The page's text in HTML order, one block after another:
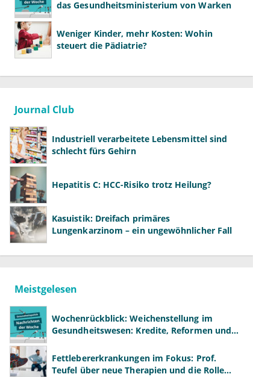
das Gesundheitsministerium von Warken
Weniger Kinder, mehr Kosten: Wohin
steuert die Pädiatrie?
Journal Club
Industriell verarbeitete Lebensmittel sind
schlecht fürs Gehirn
Hepatitis C: HCC-Risiko trotz Heilung?
Kasuistik: Dreifach primäres
Lungenkarzinom – ein ungewöhnlicher Fall
Meistgelesen
Wochenrückblick: Weichenstellung im
Gesundheitswesen: Kredite, Reformen und
Fettlebererkrankungen im Fokus: Prof.
Teufel über neue Therapien und die Rolle